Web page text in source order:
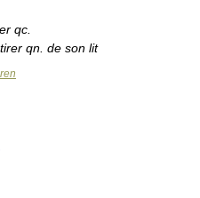
qc.
tirer qn. de son lit